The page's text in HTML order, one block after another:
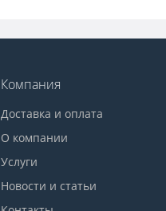
Компания
Доставка и оплата
О компании
Услуги
Новости и статьи